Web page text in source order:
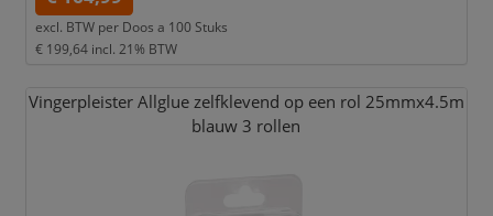
excl. BTW per Doos a 100 Stuks
€ 199,64 incl. 21% BTW
Vingerpleister Allglue zelfklevend op een rol 25mmx4.5m
blauw 3 rollen